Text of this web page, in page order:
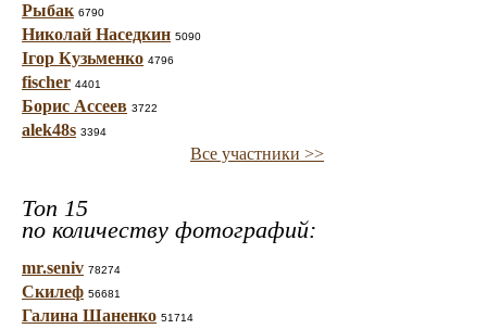
Рыбак 6790
Николай Наседкин 5090
Ігор Кузьменко 4796
fischer 4401
Борис Ассеев 3722
alek48s 3394
Все участники >>
Топ 15
по количеству фотографий:
mr.seniv 78274
Скилеф 56681
Галина Шаненко 51714